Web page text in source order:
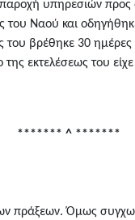
παροχή υπηρεσιών
του Ναού και
βρέθηκε 30
εκτελέσεως του
******* ^ *******
πράξεων. Όμως